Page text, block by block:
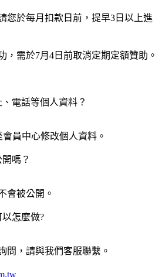
您於每月扣款日前，提早3日以上進
，需於7月4日前取消定期定額贊助。
電話等個人資料？
員中心修改個人資料。
嗎？
會被公開。
怎麼做?
問，請與我們客服聯繫。